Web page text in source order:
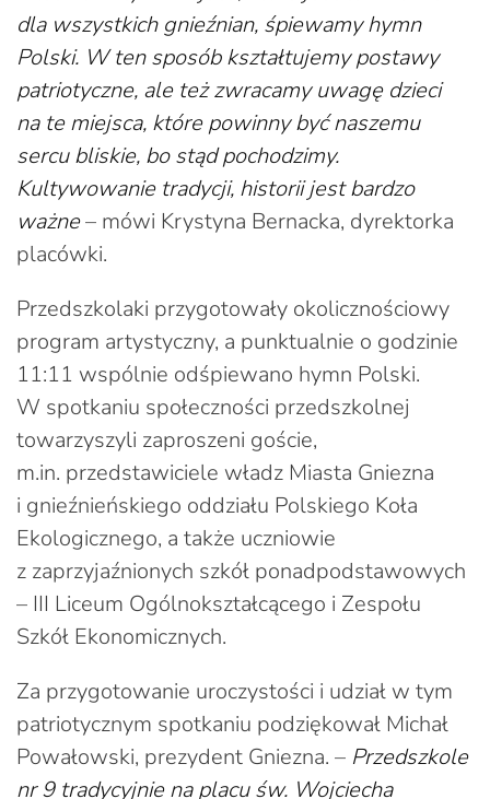
dla wszystkich gnieźnian, śpiewamy hymn
Polski. W ten sposób kształtujemy postawy
patriotyczne, ale też zwracamy uwagę dzieci
na te miejsca, które powinny być naszemu
sercu bliskie, bo stąd pochodzimy.
Kultywowanie tradycji, historii jest bardzo
ważne– mówi Krystyna Bernacka, dyrektorka
placówki.
Przedszkolaki przygotowały okolicznościowy
program artystyczny, a punktualnie o godzinie
11:11 wspólnie odśpiewano hymn Polski.
W spotkaniu społeczności przedszkolnej
towarzyszyli zaproszeni goście,
m.in. przedstawiciele władz Miasta Gniezna
i gnieźnieńskiego oddziału Polskiego Koła
Ekologicznego, a także uczniowie
z zaprzyjaźnionych szkół ponadpodstawowych
– III Liceum Ogólnokształcącego i Zespołu
Szkół Ekonomicznych.
Za przygotowanie uroczystości i udział w tym
patriotycznym spotkaniu podziękował Michał
Powałowski, prezydent Gniezna. – Przedszkole
nr 9 tradycyjnie na placu św. Wojciecha